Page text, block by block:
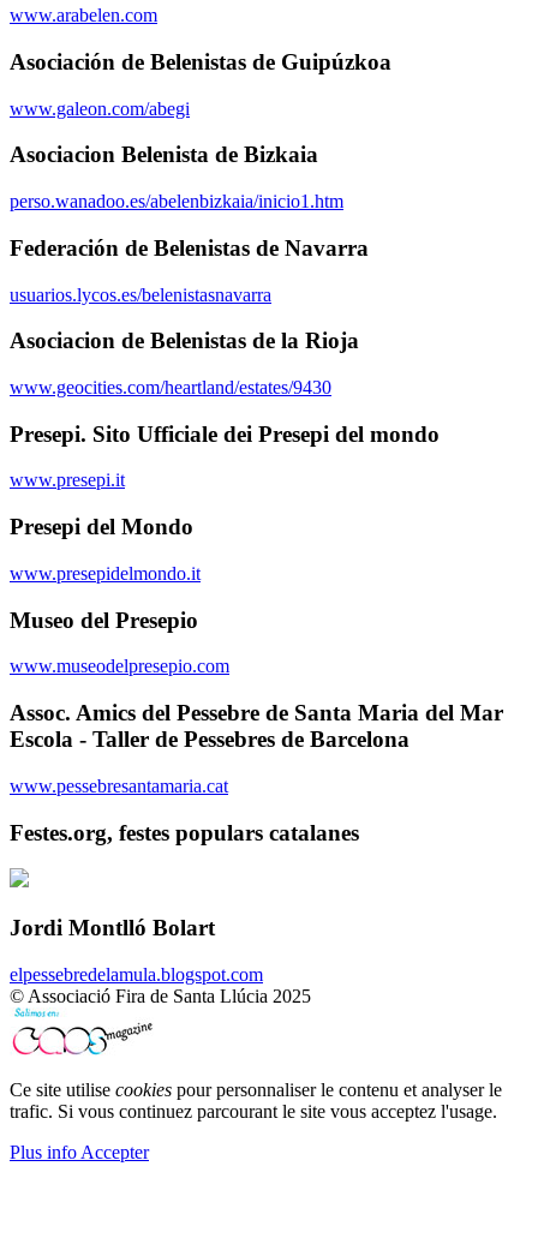
www.arabelen.com
Asociación de Belenistas de Guipúzkoa
www.galeon.com/abegi
Asociacion Belenista de Bizkaia
perso.wanadoo.es/abelenbizkaia/inicio1.htm
Federación de Belenistas de Navarra
usuarios.lycos.es/belenistasnavarra
Asociacion de Belenistas de la Rioja
www.geocities.com/heartland/estates/9430
Presepi. Sito Ufficiale dei Presepi del mondo
www.presepi.it
Presepi del Mondo
www.presepidelmondo.it
Museo del Presepio
www.museodelpresepio.com
Assoc. Amics del Pessebre de Santa Maria del Mar
Escola - Taller de Pessebres de Barcelona
www.pessebresantamaria.cat
Festes.org, festes populars catalanes
Jordi Montlló Bolart
elpessebredelamula.blogspot.com
© Associació Fira de Santa Llúcia 2025
Ce site utilise cookies pour personnaliser le contenu et analyser le
trafic. Si vous continuez parcourant le site vous acceptez l'usage.
Plus info Accepter